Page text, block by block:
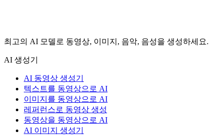
최고의 AI 모델로 동영상, 이미지, 음악, 음성을 생성하세요.
AI 생성기
AI 동영상 생성기
텍스트를 동영상으로 AI
이미지를 동영상으로 AI
레퍼런스로 동영상 생성
동영상을 동영상으로 AI
AI 이미지 생성기